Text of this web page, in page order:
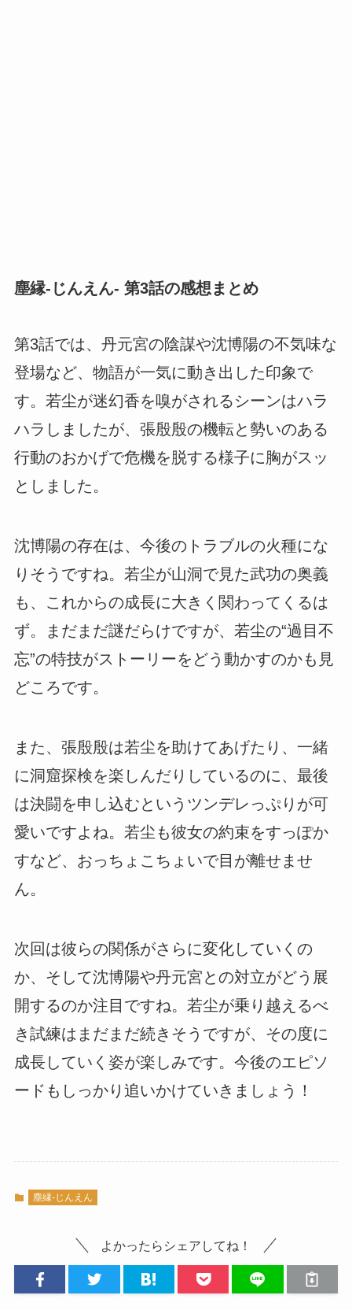
塵縁-じんえん- 第3話の感想まとめ
第3話では、丹元宮の陰謀や沈博陽の不気味な
登場など、物語が一気に動き出した印象で
す。若尘が迷幻香を嗅がされるシーンはハラ
ハラしましたが、張殷殷の機転と勢いのある
行動のおかげで危機を脱する様子に胸がスッ
としました。
沈博陽の存在は、今後のトラブルの火種にな
りそうですね。若尘が山洞で見た武功の奥義
も、これからの成長に大きく関わってくるは
ず。まだまだ謎だらけですが、若尘の“過目不
忘”の特技がストーリーをどう動かすのかも見
どころです。
また、張殷殷は若尘を助けてあげたり、一緒
に洞窟探検を楽しんだりしているのに、最後
は決闘を申し込むというツンデレっぷりが可
愛いですよね。若尘も彼女の約束をすっぽか
すなど、おっちょこちょいで目が離せませ
ん。
次回は彼らの関係がさらに変化していくの
か、そして沈博陽や丹元宮との対立がどう展
開するのか注目ですね。若尘が乗り越えるべ
き試練はまだまだ続きそうですが、その度に
成長していく姿が楽しみです。今後のエピソ
ードもしっかり追いかけていきましょう！
塵縁-じんえん
よかったらシェアしてね！